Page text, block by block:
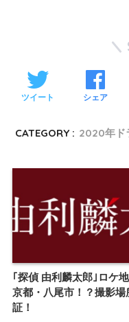
ツイート シェア
CATEGORY : 2020年ド
｢探偵 由利麟太郎｣ロケ
京都・八尾市！？撮影場
証！